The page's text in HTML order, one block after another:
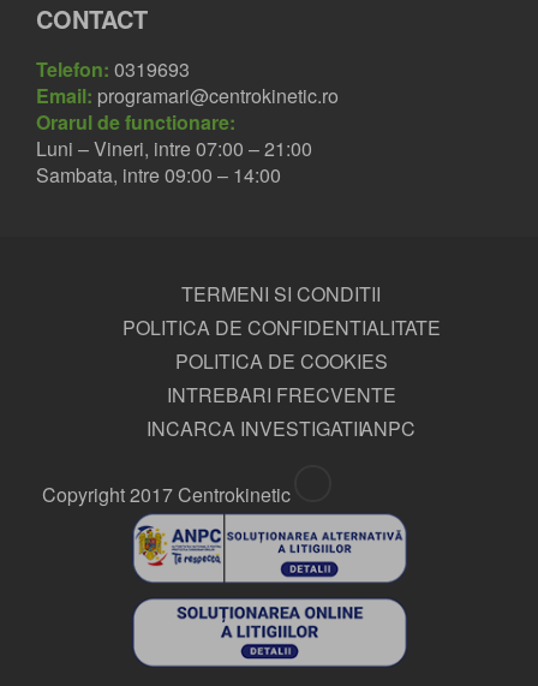
CONTACT
Telefon: 0319693
Email: programari@centrokinetic.ro
Orarul de functionare:
Luni – Vineri, intre 07:00 – 21:00
Sambata, intre 09:00 – 14:00
TERMENI SI CONDITII
POLITICA DE CONFIDENTIALITATE
POLITICA DE COOKIES
INTREBARI FRECVENTE
INCARCA INVESTIGATIIANPC
Copyright 2017 Centrokinetic